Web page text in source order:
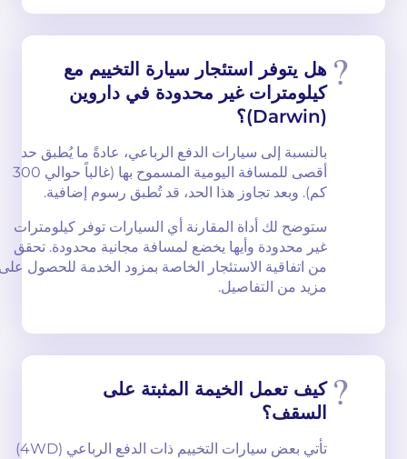
هل يتوفر استئجار سيارة التخييم مع
كيلومترات غير محدودة في داروين
(Darwin)؟
بالنسبة إلى سيارات الدفع الرباعي، عادةً ما يُطبق حد
أقصى للمسافة اليومية المسموح بها (غالباً حوالي 300
كم). وبعد تجاوز هذا الحد، قد تُطبق رسوم إضافية.
ستوضح لك أداة المقارنة أي السيارات توفر كيلومترات
غير محدودة وأيها يخضع لمسافة مجانية محدودة. تحقق
من اتفاقية الاستئجار الخاصة بمزود الخدمة للحصول على
مزيد من التفاصيل.
كيف تعمل الخيمة المثبتة على
السقف؟
تأتي بعض سيارات التخييم ذات الدفع الرباعي (4WD)